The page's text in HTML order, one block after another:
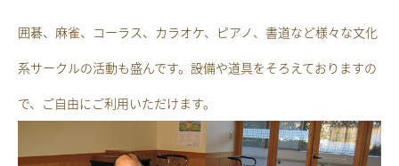
囲碁、麻雀、コーラス、カラオケ、ピアノ、書道など様々な文化
系サークルの活動も盛んです。設備や道具をそろえておりますの
で、ご自由にご利用いただけます。